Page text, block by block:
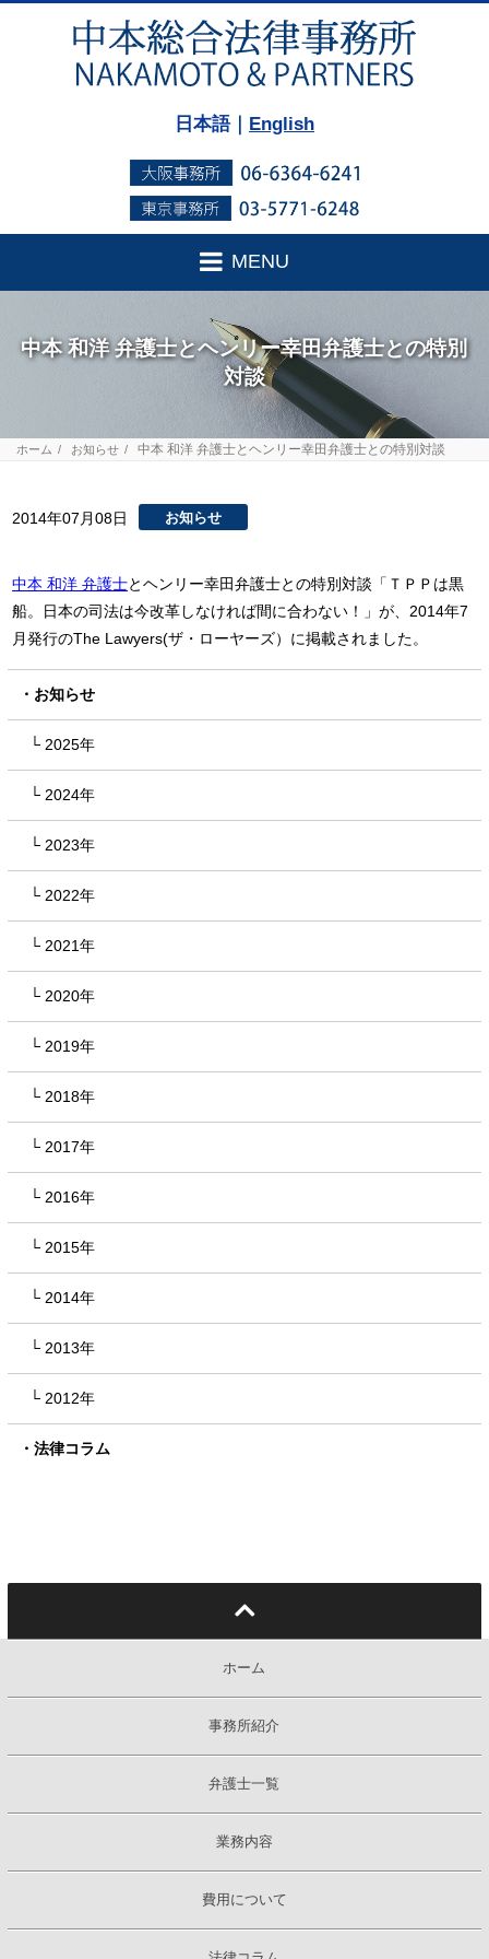
日本語｜ English
MENU
中本 和洋 弁護士とヘンリー幸田弁護士との特別
対談
ホーム お知らせ 中本 和洋 弁護士とヘンリー幸田弁護士との特別対談
2014年07月08日 お知らせ
中本 和洋 弁護士とヘンリー幸田弁護士との特別対談「ＴＰＰは黒
船。日本の司法は今改革しなければ間に合わない！」が、2014年7
月発行のThe Lawyers(ザ・ローヤーズ）に掲載されました。
お知らせ
2025年
2024年
2023年
2022年
2021年
2020年
2019年
2018年
2017年
2016年
2015年
2014年
2013年
2012年
法律コラム
ホーム
事務所紹介
弁護士一覧
業務内容
費用について